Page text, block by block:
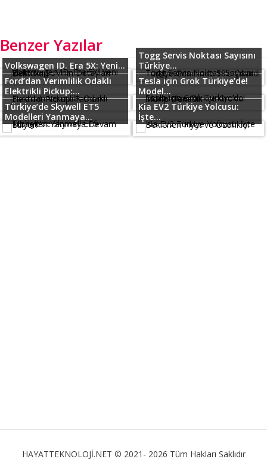
Benzer Yazılar
Volkswagen ID. Era 5X: Yeni...
Togg Servis Noktası Sayısını
Türkiye...
Ford’dan Verimlilik Odaklı
Elektrikli Pickup:...
Tesla için Grok Türkiye’de!
Model...
Türkiye’de Skywell ET5
Modelleri Yanmaya...
Kia EV2 Türkiye Yolcusu:
İşte...
HAYATTEKNOLOJİ.NET © 2021- 2026 Tüm Hakları Saklıdır